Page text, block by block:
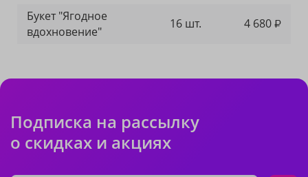
Букет "Ягодное
вдохновение"
16 шт. 4 680 ₽
Подписка на рассылку
о скидках и акциях